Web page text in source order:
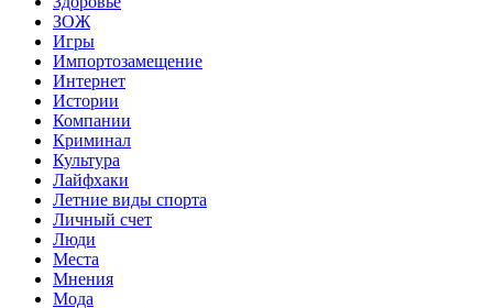
ЗОЖ
Игры
Импортозамещение
Интернет
Истории
Компании
Криминал
Культура
Лайфхаки
Летние виды спорта
Личный счет
Люди
Места
Мнения
Мода